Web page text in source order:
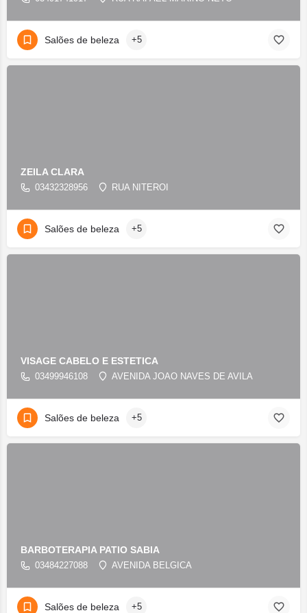
Salões de beleza +5
ZEILA CLARA
03432328956 RUA NITEROI
Salões de beleza +5
VISAGE CABELO E ESTETICA
03499946108 AVENIDA JOAO NAVES DE AVILA
Salões de beleza +5
BARBOTERAPIA PATIO SABIA
03484227088 AVENIDA BELGICA
Salões de beleza +5